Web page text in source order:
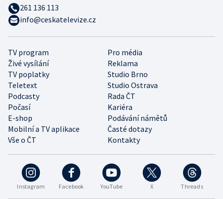
Instagram Facebook YouTube X Threads
TV program
Pro média
Živé vysílání
Reklama
TV poplatky
Studio Brno
Teletext
Studio Ostrava
Podcasty
Rada ČT
Počasí
Kariéra
E-shop
Podávání námětů
Mobilní a TV aplikace
Časté dotazy
Vše o ČT
Kontakty
261 136 113
info@ceskatelevize.cz